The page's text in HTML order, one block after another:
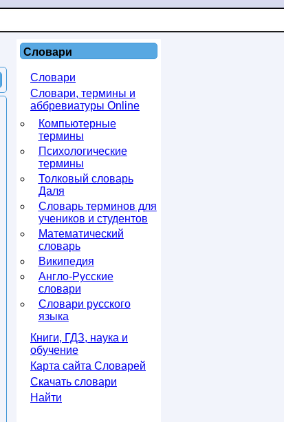
Словари
Словари
Словари, термины и
аббревиатуры Online
Компьютерные
термины
Психологические
термины
Толковый словарь
Даля
Словарь терминов для
учеников и студентов
Математический
словарь
Википедия
Англо-Русские
словари
Словари русского
языка
Книги, ГДЗ, наука и
обучение
Карта сайта Словарей
Скачать словари
Найти